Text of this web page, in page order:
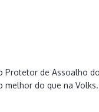
de Assoalho
do que na